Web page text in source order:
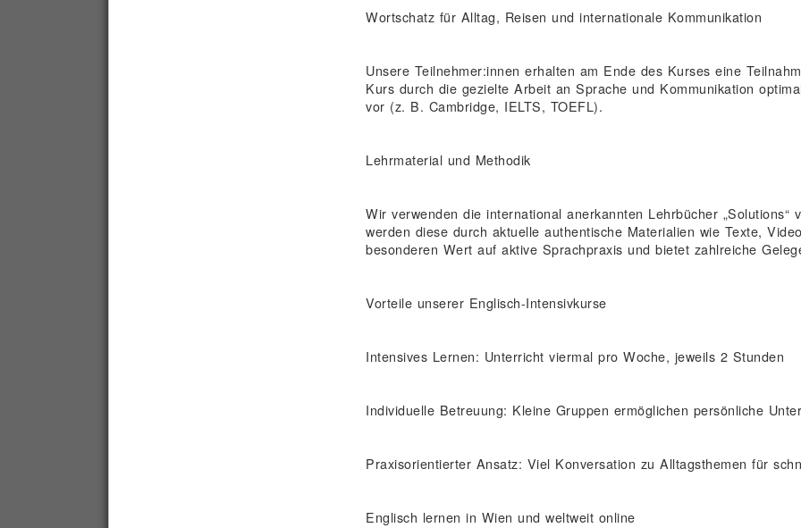
Wortschatz für Alltag, Reisen und internationale Kommunikation
Unsere Teilnehmer:innen erhalten am Ende des Kurses eine
Kurs durch die gezielte Arbeit an Sprache und Kommunikation
vor (z. B. Cambridge, IELTS, TOEFL).
Lehrmaterial und Methodik
Wir verwenden die international anerkannten Lehrbücher „Solutions“
werden diese durch aktuelle authentische Materialien wie Texte,
besonderen Wert auf aktive Sprachpraxis und bietet zahlreiche
Vorteile unserer Englisch-Intensivkurse
Intensives Lernen: Unterricht viermal pro Woche, jeweils 2 Stunden
Individuelle Betreuung: Kleine Gruppen ermöglichen persönliche
Praxisorientierter Ansatz: Viel Konversation zu Alltagsthemen für
Englisch lernen in Wien und weltweit online